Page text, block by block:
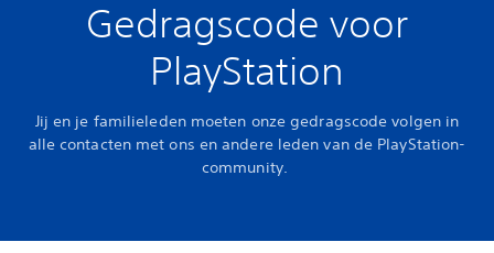
Gedragscode voor
PlayStation
Jij en je familieleden moeten onze gedragscode volgen in
alle contacten met ons en andere leden van de PlayStation-
community.